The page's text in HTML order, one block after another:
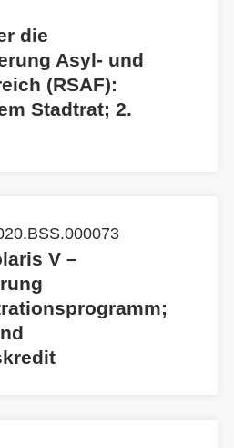
die
Asyl- und
(RSAF):
Stadtrat; 2.
V –